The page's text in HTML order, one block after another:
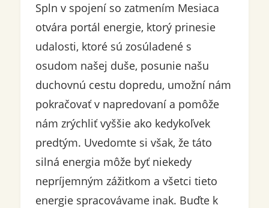
Spln v spojení so zatmením Mesiaca
otvára portál energie, ktorý prinesie
udalosti, ktoré sú zosúladené s
osudom našej duše, posunie našu
duchovnú cestu dopredu, umožní nám
pokračovať v napredovaní a pomôže
nám zrýchliť vyššie ako kedykoľvek
predtým. Uvedomte si však, že táto
silná energia môže byť niekedy
nepríjemným zážitkom a všetci tieto
energie spracovávame inak. Buďte k